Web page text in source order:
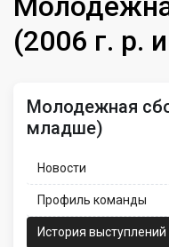
(2006 г. р.
Молодежная
младше)
Новости
Профиль команды
История выступлений